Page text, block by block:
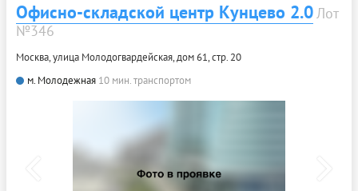
Офисно-складской центр Кунцево 2.0Лот
№346
Москва, улица Молодогвардейская, дом 61, стр. 20
м. Молодежная 10 мин. транспортом